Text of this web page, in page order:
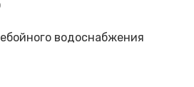
водоснабжения